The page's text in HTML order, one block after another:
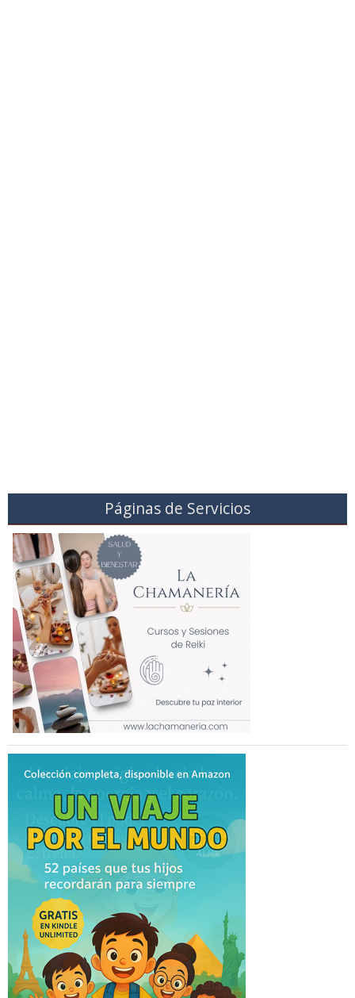
Páginas de Servicios